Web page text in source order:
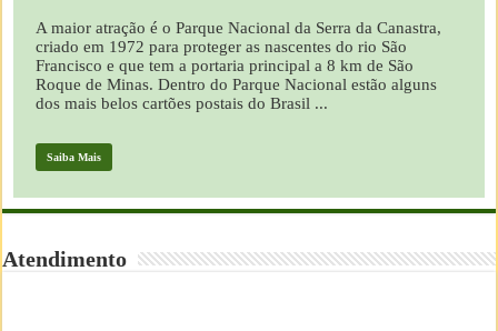
A maior atração é o Parque Nacional da Serra da Canastra,
criado em 1972 para proteger as nascentes do rio São
Francisco e que tem a portaria principal a 8 km de São
Roque de Minas. Dentro do Parque Nacional estão alguns
dos mais belos cartões postais do Brasil ...
Saiba Mais
Atendimento